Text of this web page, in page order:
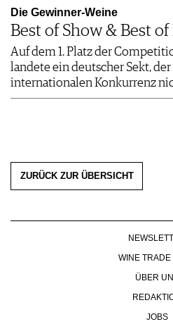
Die Gewinner-Weine
Best of Show & Best of
Auf dem 1. Platz der
landete ein deutscher Sekt,
internationalen Konkurrenz
ZURÜCK ZUR ÜBERSICHT
WINE TRADE
ÜBER
JOBS